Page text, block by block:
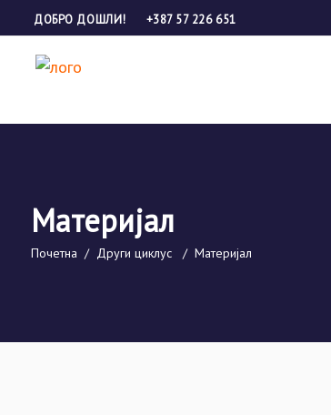
ДОБРО ДОШЛИ! +387 57 226 651
Материјал
Почетна / Други циклус / Материјал